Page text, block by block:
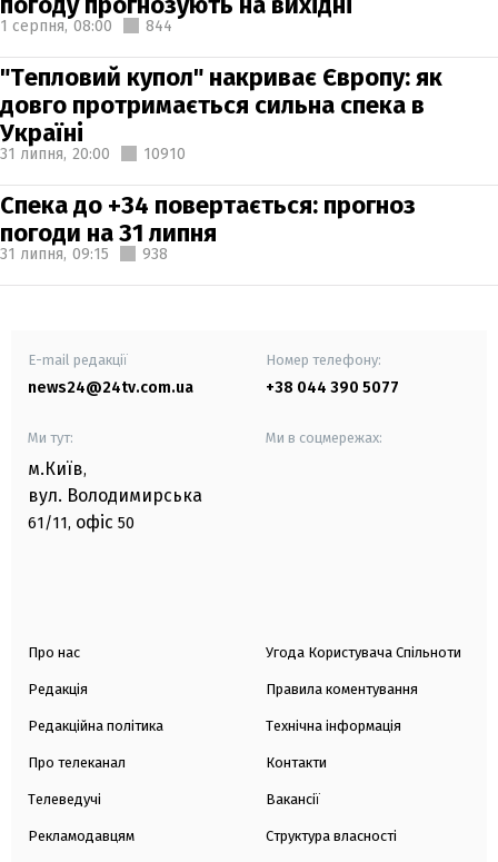
1 серпня, 08:00 844
"Тепловий купол" накриває Європу: як
довго протримається сильна спека в
Україні
31 липня, 20:00 10910
Спека до +34 повертається: прогноз
погоди на 31 липня
31 липня, 09:15 938
E-mail редакції
news24@24tv.com.ua
Номер телефону:
+38 044 390 5077
Ми тут:
м.Київ,
вул. Володимирська
61/11, офіс 50
Ми в соцмережах:
Про нас
Редакція
Редакційна політика
Про телеканал
Телеведучі
Рекламодавцям
Угода Користувача Спільноти
Правила коментування
Технічна інформація
Контакти
Вакансії
Структура власності